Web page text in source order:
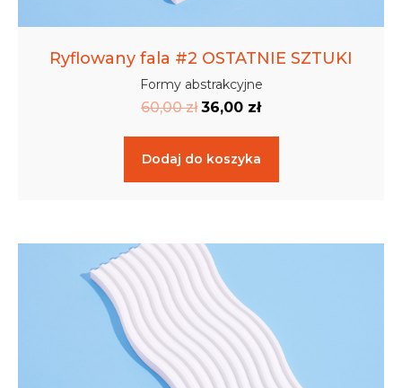
Ryflowany fala #2 OSTATNIE SZTUKI
Formy abstrakcyjne
60,00zł 36,00 zł
Dodaj do koszyka